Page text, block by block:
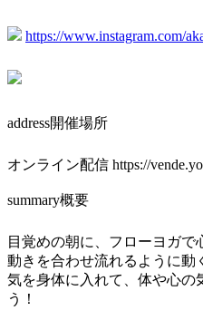
https://www.instagram.com/
address開催場所
オンライン配信 https://
summary概要
目覚めの朝に、フローヨガで
動きを合わせ流れるように動
気を身体に入れて、体や心の
う！